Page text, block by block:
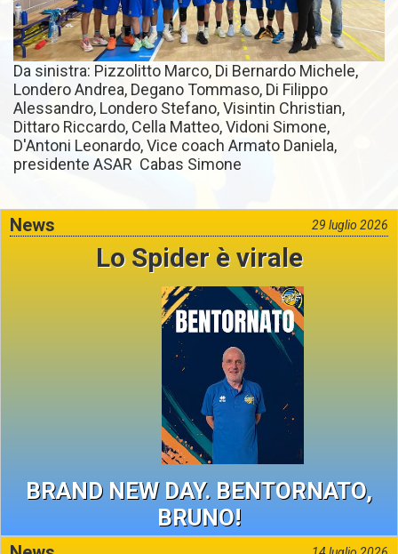
Da sinistra: Pizzolitto Marco, Di Bernardo Michele,
Londero Andrea, Degano Tommaso, Di Filippo
Alessandro, Londero Stefano, Visintin Christian,
Dittaro Riccardo, Cella Matteo, Vidoni Simone,
D'Antoni Leonardo, Vice coach Armato Daniela,
presidente ASAR Cabas Simone
News 29 luglio 2026
Lo Spider è virale
BRAND NEW DAY. BENTORNATO,
BRUNO!